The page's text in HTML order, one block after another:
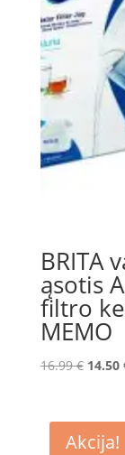
BRITA
ąsotis
filtro
MEMO
16.99€
16.99
14.50
Akcija!